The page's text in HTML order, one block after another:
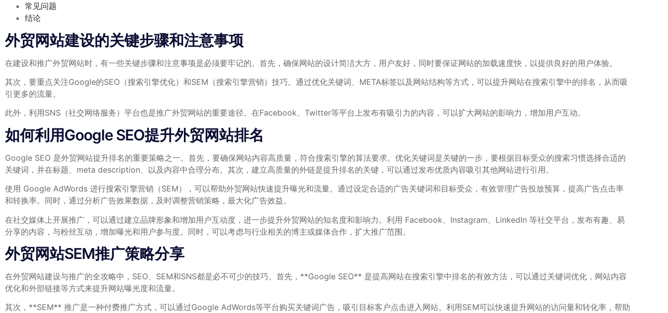
常见问题
结论
外贸网站建设的关键步骤和注意事项
在建设和推广外贸网站时，有一些关键步骤和注意事项是必须要牢记的。首先，确保网站的设计简洁大方，用户友好，同时要保证网站的加载速度快，以提供良好的用户体验。
其次，要重点关注Google的SEO（搜索引擎优化）和SEM（搜索引擎营销）技巧。通过优化关键词、META标签以及网站结构等方式，可以提升网站在搜索引擎中的排名，从而吸
引更多的流量。
此外，利用SNS（社交网络服务）平台也是推广外贸网站的重要途径。在Facebook、Twitter等平台上发布有吸引力的内容，可以扩大网站的影响力，增加用户互动。
如何利用Google SEO提升外贸网站排名
Google SEO 是外贸网站提升排名的重要策略之一。首先，要确保网站内容高质量，符合搜索引擎的算法要求。优化关键词是关键的一步，要根据目标受众的搜索习惯选择合适的
关键词，并在标题、meta⁣ description、以及内容中合理分布。其次，建立高质量的外链是提升排名的关键，可以通过发布优质内容吸引其他网站进行引用。
使用 Google ​AdWords 进行搜索引擎营销（SEM），可以帮助外贸网站快速提升曝光和流量。通过设定合适的广告关键词和目标受众，有效管理广告投放预算，提高广告点击率
和转换率。同时，通过分析广告效果数据，及时调整营销策略，最大化广告效益。
在社交媒体上开展推广，可以通过建立品牌形象和增加用户互动度，进一步提升外贸网站的知名度和影响力。利用 Facebook、Instagram、LinkedIn 等社交平台，发布有趣、易
分享的内容，与粉丝互动，增加曝光和用户参与度。同时，可以考虑与行业相关的博主或媒体合作，扩大推广范围。
外贸网站SEM推广策略分享
在外贸网站建设与推广的全攻略中，SEO、SEM和SNS都是必不可少的技巧。首先，**Google‍ SEO** 是提高网站在搜索引擎中排名的有效方法，可以通过关键词优化，网站内容
优化和外部链接等方式来提升网站曝光度和流量。
其次，**SEM**‌ 推广是一种付费推广方式，可以通过Google AdWords等平台购买关键词广告，吸引目标客户点击进入网站。利用SEM可以快速提升网站的访问量和转化率，帮助